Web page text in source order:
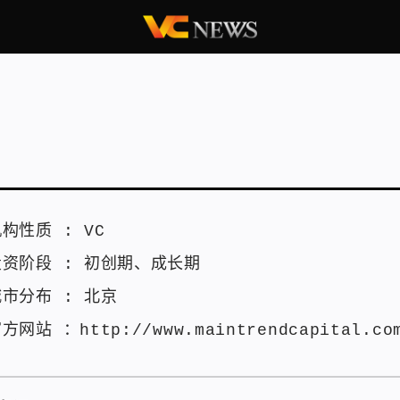
构性质 : VC
资阶段 : 初创期、 成长期
市分布 : 北京
网站 ： http://